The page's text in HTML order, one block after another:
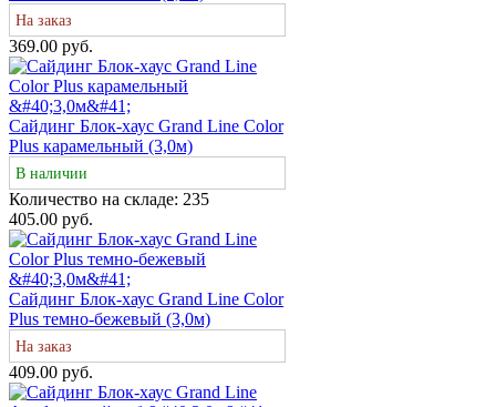
На заказ
369.00 руб.
Сайдинг Блок-хаус Grand Line Color
Plus карамельный (3,0м)
В наличии
Количество на складе: 235
405.00 руб.
Сайдинг Блок-хаус Grand Line Color
Plus темно-бежевый (3,0м)
На заказ
409.00 руб.